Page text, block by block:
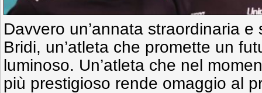
Davvero un’annata straordinaria
Bridi, un’atleta che promette un
luminoso. Un’atleta che nel
più prestigioso rende omaggio al